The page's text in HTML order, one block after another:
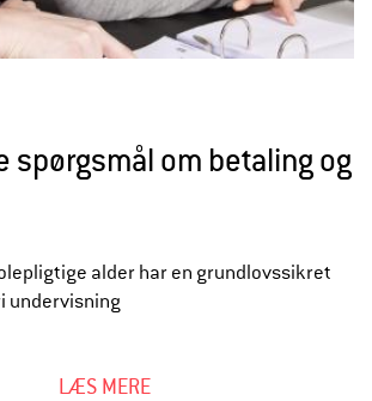
spørgsmål om betaling og
alder har en grundlovssikret
undervisning
LÆS MERE